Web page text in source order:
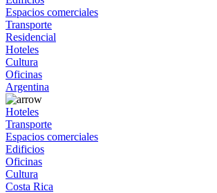
Espacios comerciales
Transporte
Residencial
Hoteles
Cultura
Oficinas
Argentina
Hoteles
Transporte
Espacios comerciales
Edificios
Oficinas
Cultura
Costa Rica